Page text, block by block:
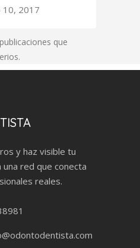
2017
que
y haz visible tu
una red que conecta
reales.